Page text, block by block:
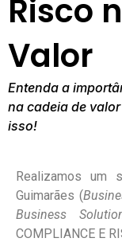
Risco
Valor
Entenda a
na cadeia de
isso!
Realizamos um
Guimarães (
Business
COMPLIANCE E